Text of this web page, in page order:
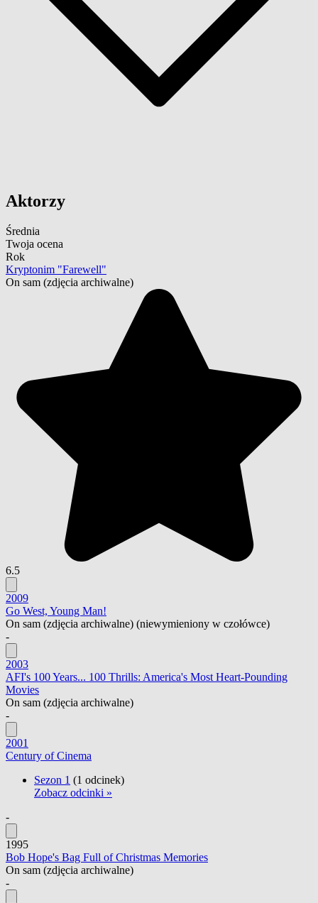
Aktorzy
Średnia
Twoja ocena
Rok
Kryptonim "Farewell"
On sam (zdjęcia archiwalne)
6.5
2009
Go West, Young Man!
On sam (zdjęcia archiwalne) (niewymieniony w czołówce)
-
2003
AFI's 100 Years... 100 Thrills: America's Most Heart-Pounding
Movies
On sam (zdjęcia archiwalne)
-
2001
Century of Cinema
Sezon 1 (1 odcinek)
Zobacz odcinki »
-
1995
Bob Hope's Bag Full of Christmas Memories
On sam (zdjęcia archiwalne)
-